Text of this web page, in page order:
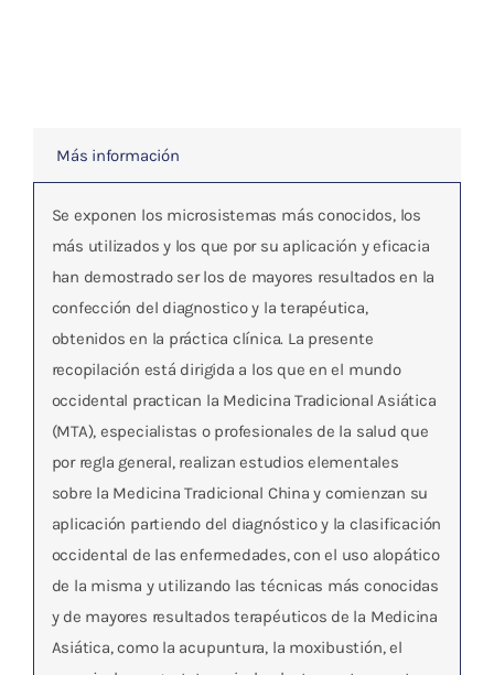
Más información
Se exponen los microsistemas más conocidos, los
más utilizados y los que por su aplicación y eficacia
han demostrado ser los de mayores resultados en la
confección del diagnostico y la terapéutica,
obtenidos en la práctica clínica. La presente
recopilación está dirigida a los que en el mundo
occidental practican la Medicina Tradicional Asiática
(MTA), especialistas o profesionales de la salud que
por regla general, realizan estudios elementales
sobre la Medicina Tradicional China y comienzan su
aplicación partiendo del diagnóstico y la clasificación
occidental de las enfermedades, con el uso alopático
de la misma y utilizando las técnicas más conocidas
y de mayores resultados terapéuticos de la Medicina
Asiática, como la acupuntura, la moxibustión, el